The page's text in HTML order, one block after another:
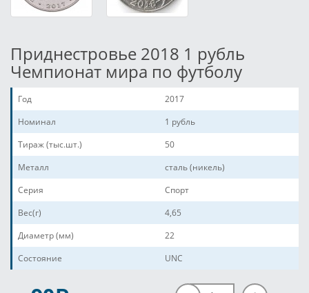
Приднестровье 2018 1 рубль
Чемпионат мира по футболу
Год
2017
Номинал
1 рубль
Тираж (тыс.шт.)
50
Металл
сталь (никель)
Серия
Спорт
Вес(г)
4,65
Диаметр (мм)
22
Состояние
UNC